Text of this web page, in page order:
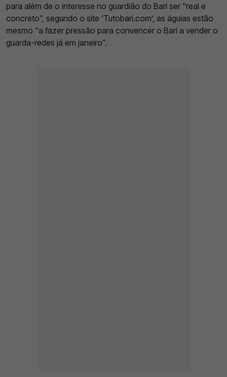
para além de o interesse no guardião do Bari ser “real e
concreto”, segundo o site ‘Tutobari.com’, as águias estão
mesmo “a fazer pressão para convencer o Bari a vender o
guarda-redes já em janeiro”.